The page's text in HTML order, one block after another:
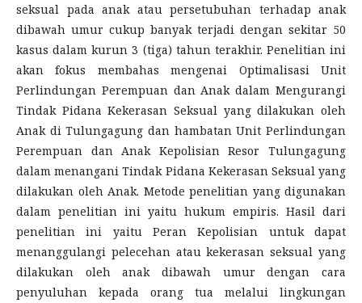
seksual pada anak atau persetubuhan terhadap anak
dibawah umur cukup banyak terjadi dengan sekitar 50
kasus dalam kurun 3 (tiga) tahun terakhir. Penelitian ini
akan fokus membahas mengenai Optimalisasi Unit
Perlindungan Perempuan dan Anak dalam Mengurangi
Tindak Pidana Kekerasan Seksual yang dilakukan oleh
Anak di Tulungagung dan hambatan Unit Perlindungan
Perempuan dan Anak Kepolisian Resor Tulungagung
dalam menangani Tindak Pidana Kekerasan Seksual yang
dilakukan oleh Anak. Metode penelitian yang digunakan
dalam penelitian ini yaitu hukum empiris. Hasil dari
penelitian ini yaitu Peran Kepolisian untuk dapat
menanggulangi pelecehan atau kekerasan seksual yang
dilakukan oleh anak dibawah umur dengan cara
penyuluhan kepada orang tua melalui lingkungan